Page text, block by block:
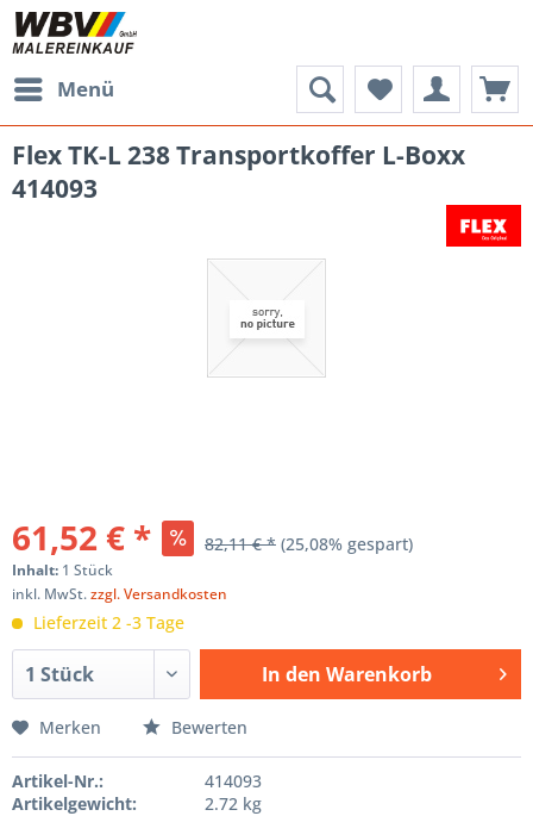
Menü
Flex TK-L 238 Transportkoffer L-Boxx
414093
61,52 € * 82,11 € * (25,08% gespart)
Inhalt: 1 Stück
inkl. MwSt.zzgl. Versandkosten
Lieferzeit 2 -3 Tage
In den Warenkorb
Merken Bewerten
Artikel-Nr.:
414093
Artikelgewicht:
2.72 kg